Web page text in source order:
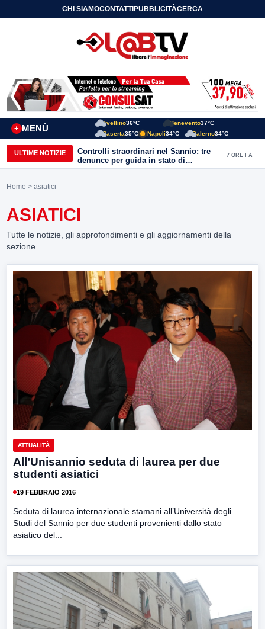
CHI SIAMOCONTATTIPUBBLICITÀCERCA
MENÙ
+
Avellino36°C Benevento37°C
Caserta35°C Napoli34°C Salerno34°C
ULTIME NOTIZIE
Controlli straordinari nel Sannio: tre
denunce per guida in stato di
ebbrezza, un arresto e 1.500 kg di
7 ORE FA
Home > asiatici
ASIATICI
Tutte le notizie, gli approfondimenti e gli aggiornamenti della
sezione.
ATTUALITÀ
All’Unisannio seduta di laurea per due
studenti asiatici
19 FEBBRAIO 2016
Seduta di laurea internazionale stamani all’Università degli
Studi del Sannio per due studenti provenienti dallo stato
asiatico del...